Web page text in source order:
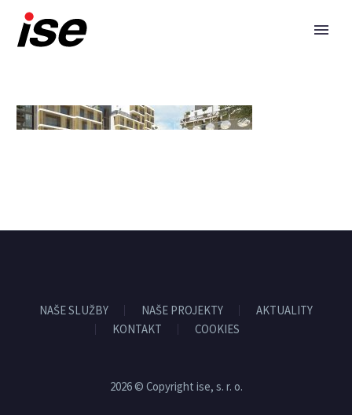
NAŠE SLUŽBY NAŠE PROJEKTY
AKTUALITY
KONTAKT
COOKIES
2026 © Copyright ise, s. r. o.